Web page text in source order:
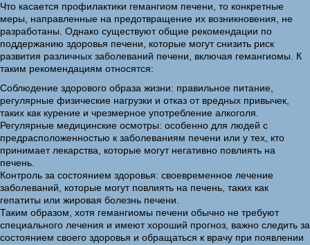
Что касается профилактики гемангиом печени, то конкретные
меры, направленные на предотвращение их возникновения, не
разработаны. Однако существуют общие рекомендации по
поддержанию здоровья печени, которые могут снизить риск
развития различных заболеваний печени, включая гемангиомы. К
таким рекомендациям относятся:
Соблюдение здорового образа жизни: правильное питание,
регулярные физические нагрузки и отказ от вредных привычек,
таких как курение и чрезмерное употребление алкоголя.
Регулярные медицинские осмотры: особенно для людей с
предрасположенностью к заболеваниям печени или у тех, кто
принимает лекарства, которые могут негативно повлиять на
печень.
Контроль за состоянием здоровья: своевременное лечение
заболеваний, которые могут повлиять на печень, таких как
гепатиты или жировая болезнь печени.
Таким образом, хотя гемангиомы печени обычно не требуют
специального лечения и имеют хороший прогноз, важно следить за
состоянием своего здоровья и обращаться к врачу при появлении